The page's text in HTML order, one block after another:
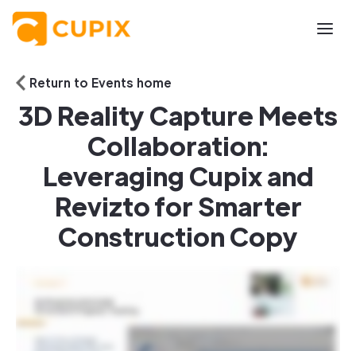
Return to Events home
3D Reality Capture Meets
Collaboration:
Leveraging Cupix and
Revizto for Smarter
Construction Copy